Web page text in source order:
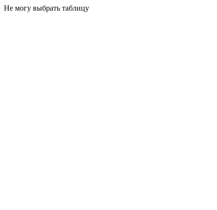
Не могу выбрать таблицу